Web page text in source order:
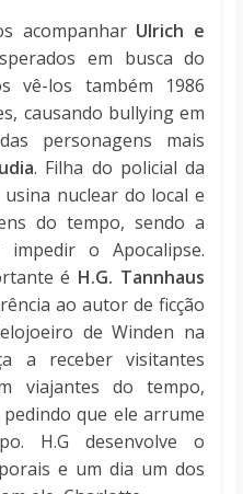
acompanharUlrich e
em busca do
vê-los também 1986
causando bullying em
personagens mais
. Filha do policial da
usina nuclear do local e
do tempo, sendo a
o Apocalipse.
é H.G. Tannhaus
ao autor de ficção
de Winden na
a receber visitantes
viajantes do tempo,
que ele arrume
H.G desenvolve o
e um dia um dos